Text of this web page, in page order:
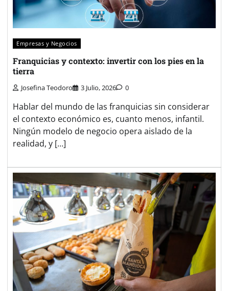
Empresas y Negocios
Franquicias y contexto: invertir con los pies en la
tierra
Josefina Teodoro 3 Julio, 2026 0
Hablar del mundo de las franquicias sin considerar
el contexto económico es, cuanto menos, infantil.
Ningún modelo de negocio opera aislado de la
realidad, y […]